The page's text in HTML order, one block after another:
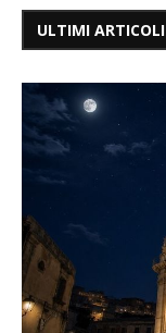
ULTIMI ARTICOLI